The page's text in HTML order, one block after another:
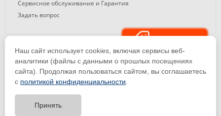
Сервисное обслуживание и Гарантия
Задать вопрос
© 2008 — 2026. ООО «ТК Вэлд Плюс»
Email: ideasvarki@wp116.ru
Тел.: 8 800 101-08-75 (с 10:00 до 19:00)
ООО «Торговая Компания Вэлд Плюс» | ИНН 1650288518 | ОГРН
1141650012184
Наш сайт использует cookies, включая сервисы веб-
аналитики (файлы с данными о прошлых посещениях
сайта). Продолжая пользоваться сайтом, вы соглашаетесь
с политикой конфиденциальности
Принять